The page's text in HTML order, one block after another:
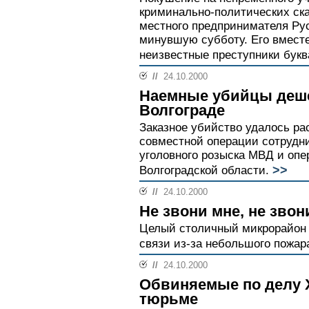
криминально-политических
местного предпринимателя
минувшую субботу. Его
неизвестные преступники
// 24.10.2000
Наемные убийцы
Волгограде
Заказное убийство удалось
совместной операции
уголовного розыска МВД и
Волгоградской области. >>
// 24.10.2000
Не звони мне, не
Целый столичный
связи из-за небольшого
// 24.10.2000
Обвиняемые по делу
тюрьме